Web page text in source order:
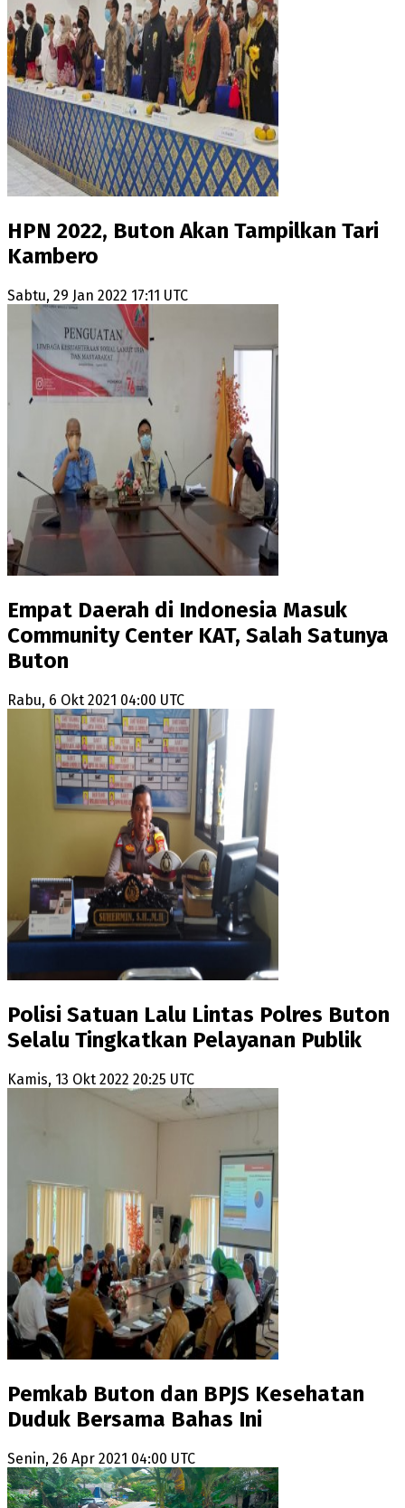
HPN 2022, Buton Akan Tampilkan Tari
Kambero
Sabtu, 29 Jan 2022 17:11 UTC
Empat Daerah di Indonesia Masuk
Community Center KAT, Salah Satunya
Buton
Rabu, 6 Okt 2021 04:00 UTC
Polisi Satuan Lalu Lintas Polres Buton
Selalu Tingkatkan Pelayanan Publik
Kamis, 13 Okt 2022 20:25 UTC
Pemkab Buton dan BPJS Kesehatan
Duduk Bersama Bahas Ini
Senin, 26 Apr 2021 04:00 UTC